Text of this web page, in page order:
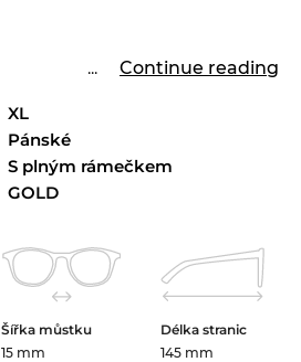
... Continue reading
XL
Pánské
S plným rámečkem
GOLD
Šířka můstku
15 mm
Délka stranic
145 mm